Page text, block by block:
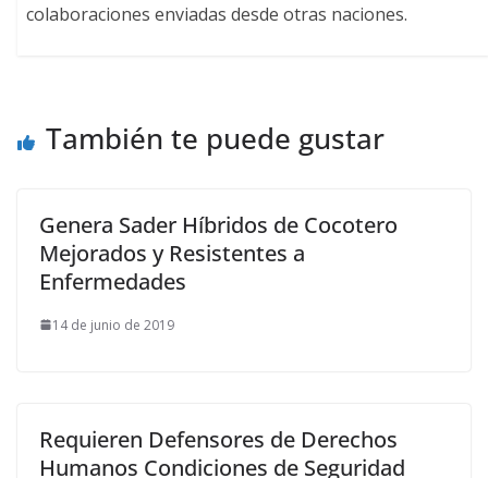
colaboraciones enviadas desde otras naciones.
También te puede gustar
Genera Sader Híbridos de Cocotero
Mejorados y Resistentes a
Enfermedades
14 de junio de 2019
Requieren Defensores de Derechos
Humanos Condiciones de Seguridad